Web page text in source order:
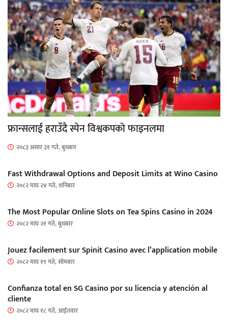
फ्रान्सलाई हराउँदै स्पेन विश्वकपको फाइनलमा
२०८३ असार ३१ गते, बुधबार
Fast Withdrawal Options and Deposit Limits at Wino Casino
२०८२ माघ २४ गते, शनिबार
The Most Popular Online Slots on Tea Spins Casino in 2024
२०८२ माघ २१ गते, बुधबार
Jouez facilement sur Spinit Casino avec l’application mobile
२०८२ माघ १९ गते, सोमबार
Confianza total en SG Casino por su licencia y atención al
cliente
२०८२ माघ १८ गते, आईतवार